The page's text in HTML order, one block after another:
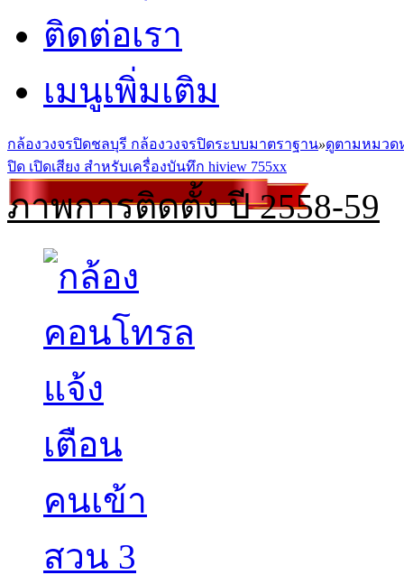
ติดต่อเรา
เมนูเพิ่มเติม
กล้องวงจรปิดชลบุรี กล้องวงจรปิดระบบมาตราฐาน»ดูตามหมวด
ปิด เปิดเสียง สำหรับเครื่องบันทึก hiview 755xx
ภาพการติดตั้ง ปี 2558-59